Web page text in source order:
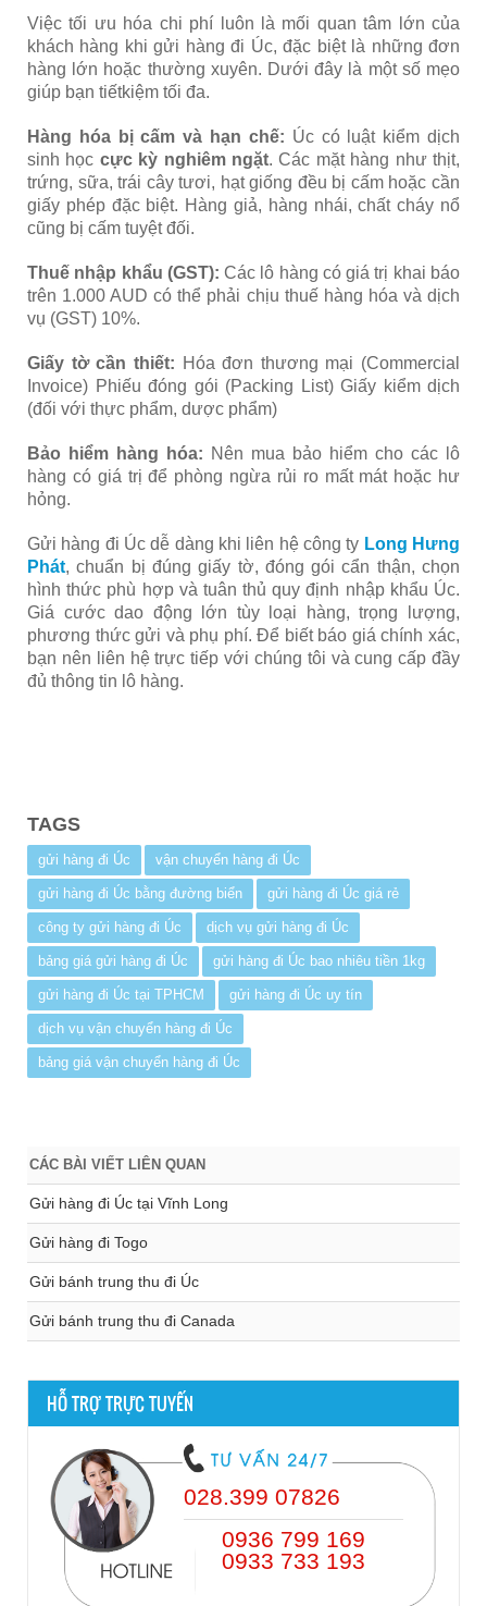
Việc tối ưu hóa chi phí luôn là mối quan tâm lớn của
khách hàng khi gửi hàng đi Úc, đặc biệt là những đơn
hàng lớn hoặc thường xuyên. Dưới đây là một số mẹo
giúp bạn tiếtkiệm tối đa.
Hàng hóa bị cấm và hạn chế: Úc có luật kiểm dịch
sinh học cực kỳ nghiêm ngặt. Các mặt hàng như thịt,
trứng, sữa, trái cây tươi, hạt giống đều bị cấm hoặc cần
giấy phép đặc biệt. Hàng giả, hàng nhái, chất cháy nổ
cũng bị cấm tuyệt đối.
Thuế nhập khẩu (GST): Các lô hàng có giá trị khai báo
trên 1.000 AUD có thể phải chịu thuế hàng hóa và dịch
vụ (GST) 10%.
Giấy tờ cần thiết: Hóa đơn thương mại (Commercial
Invoice) Phiếu đóng gói (Packing List) Giấy kiểm dịch
(đối với thực phẩm, dược phẩm)
Bảo hiểm hàng hóa: Nên mua bảo hiểm cho các lô
hàng có giá trị để phòng ngừa rủi ro mất mát hoặc hư
hỏng.
Gửi hàng đi Úc dễ dàng khi liên hệ công ty Long Hưng
Phát, chuẩn bị đúng giấy tờ, đóng gói cẩn thận, chọn
hình thức phù hợp và tuân thủ quy định nhập khẩu Úc.
Giá cước dao động lớn tùy loại hàng, trọng lượng,
phương thức gửi và phụ phí. Để biết báo giá chính xác,
bạn nên liên hệ trực tiếp với chúng tôi và cung cấp đầy
đủ thông tin lô hàng.
TAGS
gửi hàng đi Úc vận chuyển hàng đi Úc
gửi hàng đi Úc bằng đường biển gửi hàng đi Úc giá rẻ
công ty gửi hàng đi Úc dịch vụ gửi hàng đi Úc
bảng giá gửi hàng đi Úc gửi hàng đi Úc bao nhiêu tiền 1kg
gửi hàng đi Úc tại TPHCM gửi hàng đi Úc uy tín
dịch vụ vận chuyển hàng đi Úc
bảng giá vận chuyển hàng đi Úc
CÁC BÀI VIẾT LIÊN QUAN
Gửi hàng đi Úc tại Vĩnh Long
Gửi hàng đi Togo
Gửi bánh trung thu đi Úc
Gửi bánh trung thu đi Canada
HỖ TRỢ TRỰC TUYẾN
028.399 07826
0936 799 169
0933 733 193